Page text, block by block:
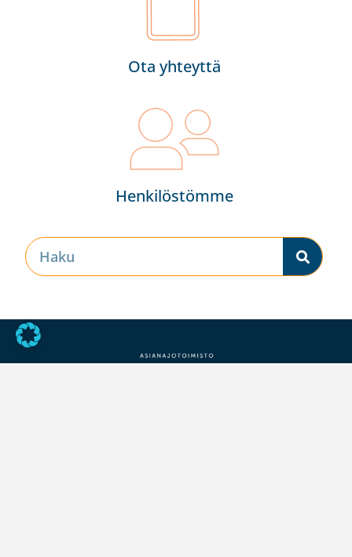
Ota yhteyttä
Henkilöstömme